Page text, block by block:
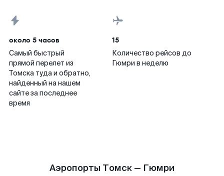
около 5 часов
Самый быстрый
прямой перелет из
Томска туда и обратно,
найденный на нашем
сайте за последнее
время
15
Количество рейсов до
Гюмри в неделю
Аэропорты Томск — Гюмри